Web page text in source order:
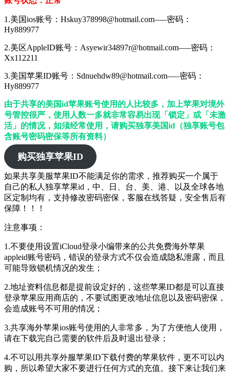
1.美国ios账号：Hskuy378998@hotmail.com—–密码：
Hy889977
2.美区AppleID账号：Asyewir34897r@hotmail.com—–密码：
Xx112211
3.美国苹果ID账号：Sdnuehdw89@hotmail.com—–密码：
Hy889977
由于共享的美国id苹果账号使用的人比较多，加上苹果对境外
号管控很严，使用人数一多就非常容易出现「锁定」或「未激
活」的情况，如须经常使用，请购买独享美国id（独享账号包
含账号密码密保等所有资料）
购买独享苹果ID
如果共享美服苹果ID不能满足你的需求，推荐购买一个属于
自己的私人独享苹果id，中、日、台、美、港、以及全球各地
区定制均有，支持修改密码密保，客服在线答疑，安全售后有
保障！！！
注意事项：
1.不要使用设置iCloud登录小编带来的公共免费海外苹果
appleid账号密码，错误的登录方式不仅会造成隐私泄露，而且
可能导致锁机情况的发生；
2.地址资料信息都是提前设定好的，这些苹果ID都是可以直接
登录苹果应用商店的，不要试图更改地址信息以及密码密保，
会造成账号不可用的情况；
3.共享海外苹果ios账号使用的人非常多，为了方便他人使用，
请在下载完自己需要的软件后及时退出登录；
4.不可以用共享外服苹果ID下载付费的苹果软件，更不可以内
购，所以希望大家不要进行任何方式的充值。接下来让我们来